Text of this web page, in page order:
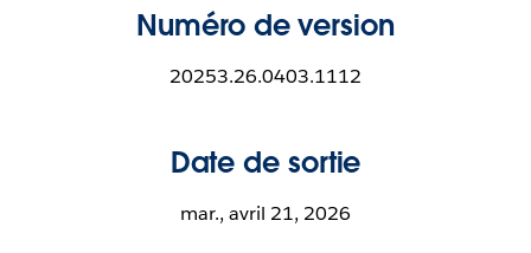
Numéro de version
20253.26.0403.1112
Date de sortie
mar., avril 21, 2026